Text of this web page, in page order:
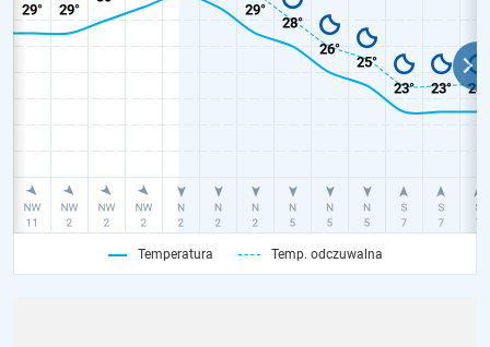
Temperatura Temp. odczuwalna